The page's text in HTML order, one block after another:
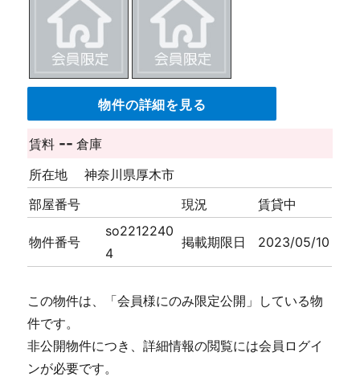
物件の詳細を見る
賃料 --倉庫
所在地
神奈川県厚木市
部屋番号
現況 賃貸中
物件番号
so2212240
4
掲載期限日 2023/05/10
この物件は、「会員様にのみ限定公開」している物
件です。
非公開物件につき、詳細情報の閲覧には会員ログイ
ンが必要です。